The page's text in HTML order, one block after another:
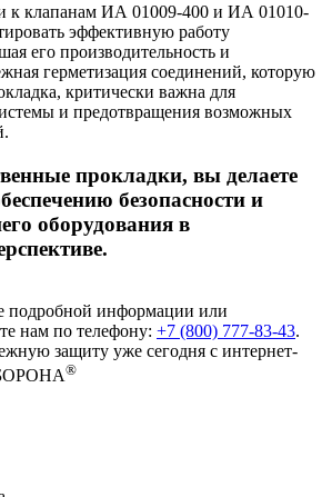
к клапанам ИА 01009-400 и ИА 01010-
эффективную работу
его производительность и
герметизация соединений, которую
критически важна для
и предотвращения возможных
прокладки, вы делаете
безопасности и
оборудования в
подробной информации или
нам по телефону: +7 (800) 777-83-43.
защиту уже сегодня с интернет-
®